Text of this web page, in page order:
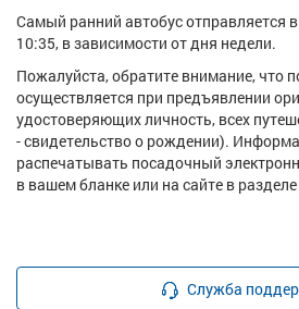
Самый ранний автобус отправляется
10:35, в зависимости от дня недели.
Пожалуйста, обратите внимание, что
осуществляется при предъявлении
удостоверяющих личность, всех
- свидетельство о рождении).
распечатывать посадочный
в вашем бланке или на сайте в
Служба